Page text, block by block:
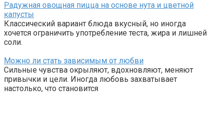
Радужная овощная пицца на основе нута и цветной
капусты
Классический вариант блюда вкусный, но иногда
хочется ограничить употребление теста, жира и лишней
соли.
Можно ли стать зависимым от любви
Сильные чувства окрыляют, вдохновляют, меняют
привычки и цели. Иногда любовь захватывает
настолько, что становится